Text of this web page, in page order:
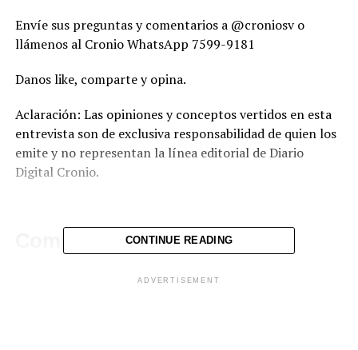
Envíe sus preguntas y comentarios a @croniosv o
llámenos al Cronio WhatsApp 7599-9181
Danos like, comparte y opina.
Aclaración: Las opiniones y conceptos vertidos en esta
entrevista son de exclusiva responsabilidad de quien los
emite y no representan la línea editorial de Diario
Digital Cronio.
Comparte esto:CONTINUE READING
ADVERTISEMENT